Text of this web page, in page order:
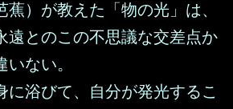
蕉）が教えた「物の光」は、
遠とのこの不思議な交差点か
いない。
に浴びて、自分が発光するこ